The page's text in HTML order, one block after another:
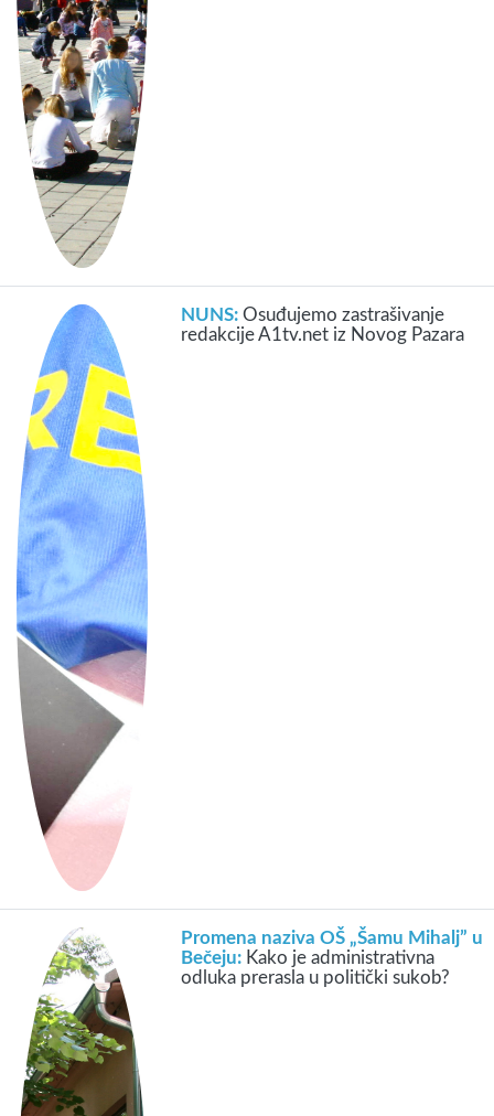
NUNS:Osuđujemo zastrašivanje
redakcije A1tv.net iz Novog Pazara
Promena naziva OŠ „Šamu Mihalj” u
Bečeju: Kako je administrativna
odluka prerasla u politički sukob?